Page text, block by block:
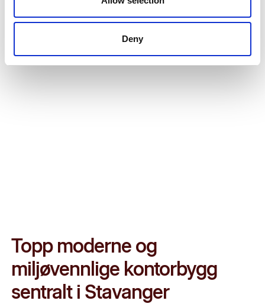
Deny
Topp moderne og
miljøvennlige kontorbygg
sentralt i Stavanger